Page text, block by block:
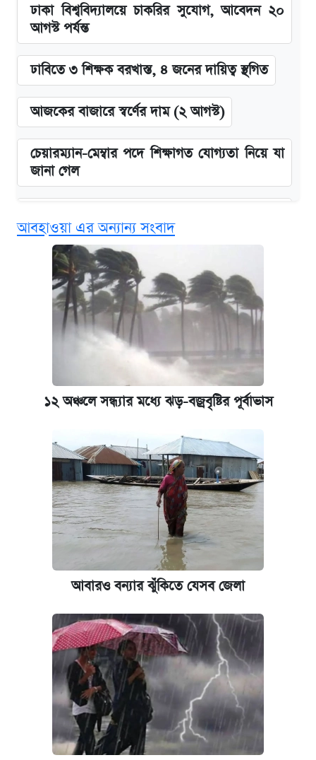
ঢাকা বিশ্ববিদ্যালয়ে চাকরির সুযোগ, আবেদন ২০
আগস্ট পর্যন্ত
ঢাবিতে ৩ শিক্ষক বরখাস্ত, ৪ জনের দায়িত্ব স্থগিত
আজকের বাজারে স্বর্ণের দাম (২ আগস্ট)
চেয়ারম্যান-মেম্বার পদে শিক্ষাগত যোগ্যতা নিয়ে যা
জানা গেল
ভাতা
ঢাবির সূর্যসেন হলে সমকামিতার অভিযোগে দুইজন
আটক
দেশের বাজারে ফের বেড়েছে সোনার দাম
‘গুলশানের চামেলি’ তে যৌনকর্মীর দালাল অ্যাডলফ
ভাতা-উপবৃত্তির আবেদন শুরু, জেনে নিন পদ্ধতি
আজ শুক্রবার রাজধানীর যেসব মার্কেট-দোকানপাট
কবে শুরু হচ্ছে ঢাবির ভর্তি আবেদন, জানাল কর্তৃপক্ষ
নবম পে স্কেল বাস্তবায়ন চূড়ান্ত পর্যায়ে, যা জানালেন
জুলাই স্মৃতি জাদুঘরে যেতে টিকিট কাটবেন যেভাবে
যুক্তরাষ্ট্র থেকে আরও ২৩ বাংলাদেশিকে দেশে
ফেরত পাঠানো হলো
আবহাওয়া এর অন্যান্য সংবাদ
১২ অঞ্চলে সন্ধ্যার মধ্যে ঝড়-বজ্রবৃষ্টির পূর্বাভাস
আবারও বন্যার ঝুঁকিতে যেসব জেলা